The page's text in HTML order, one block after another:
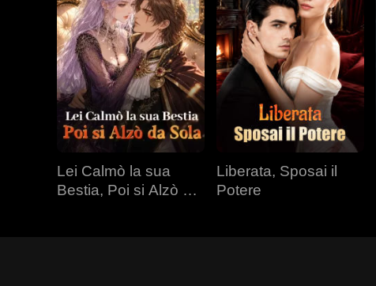
Lei Calmò la sua
Bestia, Poi si Alzò da
Liberata, Sposai il
Potere